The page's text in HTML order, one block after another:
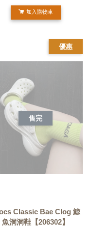
加入購物車
優惠
售完
Classic Bae Clog 鯨
魚洞洞鞋【206302】